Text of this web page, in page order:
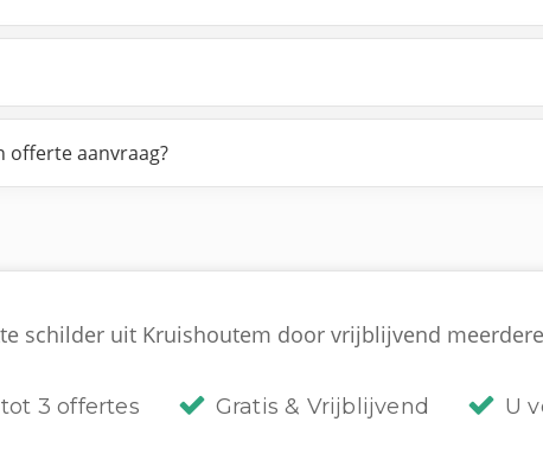
offerte aanvraag?
schilder uit Kruishoutem door vrijblijvend
3 offertes Gratis & Vrijblijvend U